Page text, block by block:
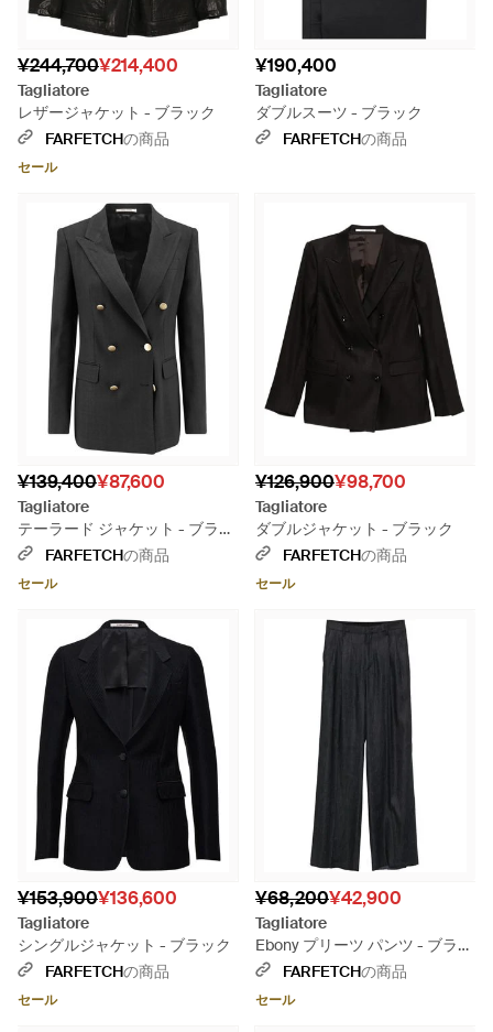
¥244,700¥214,400
Tagliatore
レザージャケット - ブラック
FARFETCHの商品
セール
¥190,400
Tagliatore
ダブルスーツ - ブラック
FARFETCHの商品
¥139,400¥87,600
Tagliatore
テーラード ジャケット - ブラッ
ク
FARFETCHの商品
セール
¥126,900¥98,700
Tagliatore
ダブルジャケット - ブラック
FARFETCHの商品
セール
¥153,900¥136,600
Tagliatore
シングルジャケット - ブラック
FARFETCHの商品
セール
¥68,200¥42,900
Tagliatore
Ebony プリーツ パンツ - ブラッ
ク
FARFETCHの商品
セール